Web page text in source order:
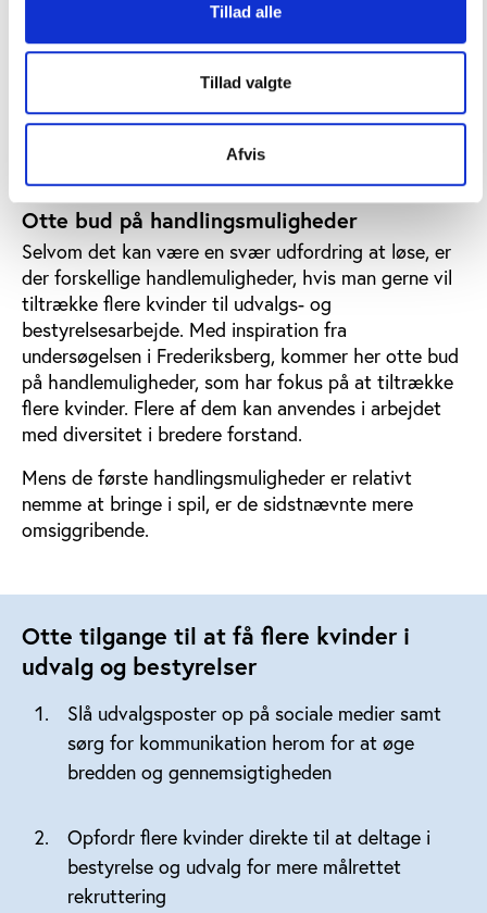
Tillad alle
Tillad valgte
Afvis
foreningsrepræsentanterne for eksempel, at det som
kvinde kan være svært at træde ind i et udvalg, som
er domineret af mænd, at mødetidspunkterne passer
dårligt for de kvinder, der har børn, og at kulturen er
defineret af mænd – f.eks. tales der om formand,
til opgaven’ osv.
Otte bud på handlingsmuligheder
Selvom det kan være en svær udfordring at løse, er
der forskellige handlemuligheder, hvis man gerne vil
tiltrække flere kvinder til udvalgs- og
bestyrelsesarbejde. Med inspiration fra
undersøgelsen i Frederiksberg, kommer her otte bud
på handlemuligheder, som har fokus på at tiltrække
flere kvinder. Flere af dem kan anvendes i arbejdet
med diversitet i bredere forstand.
Mens de første handlingsmuligheder er relativt
nemme at bringe i spil, er de sidstnævnte mere
omsiggribende.
Otte tilgange til at få flere kvinder i
udvalg og bestyrelser
Slå udvalgsposter op på sociale medier samt
sørg for kommunikation herom for at øge
bredden og gennemsigtigheden
Opfordr flere kvinder direkte til at deltage i
bestyrelse og udvalg for mere målrettet
rekruttering